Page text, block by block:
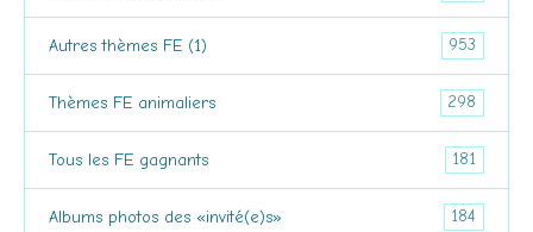
Autres thèmes FE (1) 953
Thèmes FE animaliers 298
Tous les FE gagnants 181
Albums photos des «invité(e)s» 184